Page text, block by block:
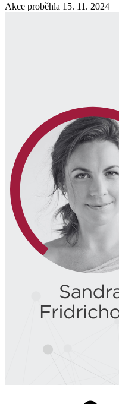
Akce proběhla 15. 11. 2024